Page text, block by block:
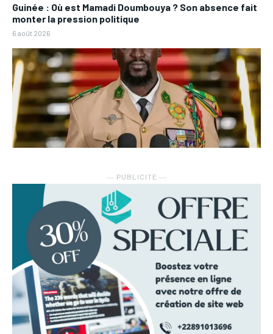
Guinée : Où est Mamadi Doumbouya ? Son absence fait
monter la pression politique
6 août 2026
― PUBLICITE ―